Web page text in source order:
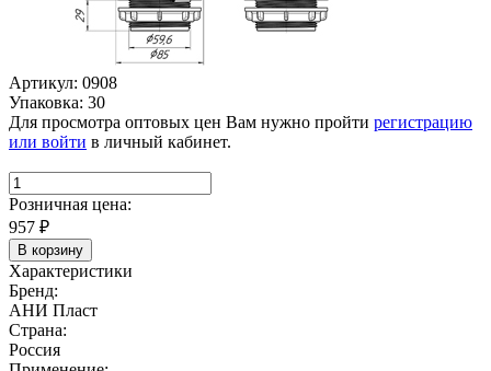
Артикул: 0908
Упаковка: 30
Для просмотра оптовых цен Вам нужно пройти регистрацию
или войти в личный кабинет.
Розничная цена:
957 ₽
В корзину
Характеристики
Бренд:
АНИ Пласт
Страна:
Россия